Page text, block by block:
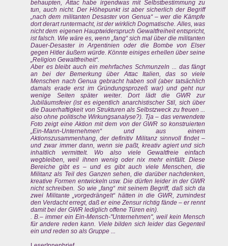
behaupten, Attac habe irgendwas mit Selbstbestimmung zu
tun, auch nicht. Der Höhepunkt ist aber sicherlich der Begriff
„nach dem militanten Desaster von Genua“ – wer die Kämpfe
dort derart runtermacht, ist der wirklich Dogmatische. Alles, was
nicht dem eigenen Hauptwiderspruch Gewaltfreiheit entspricht,
ist falsch. Wie wäre es, wenn „fang“ sich mal über die militanten
Dauer-Desaster in Argentinien oder die Bombe von Elser
gegen Hitler äußern würde. Könnte einiges erhellen über seine
„Religion Gewaltfreiheit“.
Aber es bleibt auch ein mehrfaches Schmunzeln ... das fängt
an bei der Bemerkung über Attac Italien, das so viele
Menschen nach Genua gebracht haben soll (aber tatsächlich
damals erade erst im Gründungsprozeß war) und geht nur
wenige Seiten später weiter. Dort lädt die GWR zur
Jubiläumsfeier (ist es eigentlich anarchistischer Stil, sich über
die Dauerhaftigkeit von Strukturen als Selbstzweck zu freuen ...
also ohne politische Wirkungsanalyse?). Tja – das verwendete
Foto zeigt eine Aktion mit dem von der GWR so konstruierten
„Ein-Mann-Unternehmen“ und aus einem
Aktionszusammenhang, der definitiv Militanz sinnvoll findet –
und zwar immer dann, wenn sie paßt, kreativ agiert und sich
inhaltlich vermittelt. Wo also viele Gewaltfreie einfach
wegbleiben, weil ihnen wenig oder nix mehr einfällt. Diese
Bereiche gibt es – und es gibt auch viele Menschen, die
Militanz als Teil des Ganzen sehen, die darüber nachdenken,
kreative Formen entwickeln usw. Die dürfen leider in der GWR
nicht schreiben. So wie „fang“ mit seinem Begriff, daß sich da
zwei Militante „vorgedrängelt“ hätten in die GWR, zumindest
den Verdacht erregt, daß er eine Zensur richtig fände – er rennt
damit bei der GWR lediglich offene Türen ein).
. B.– immer ein Ein-Mensch-"Unternehmen", weil kein Mensch
für andere reden kann. Viele bilden sich leider das Gegenteil
ein und reden so als Gruppe ...